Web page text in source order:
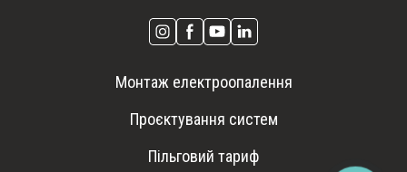
Монтаж електроопалення
Проєктування систем
Пільговий тариф